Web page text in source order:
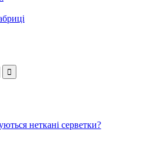
неткані серветки?